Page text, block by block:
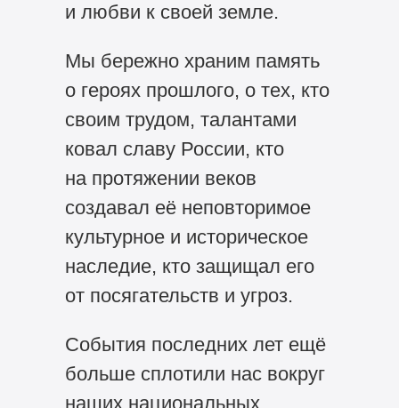
и любви к своей земле.
Мы бережно храним память
о героях прошлого, о тех, кто
своим трудом, талантами
ковал славу России, кто
на протяжении веков
создавал её неповторимое
культурное и историческое
наследие, кто защищал его
от посягательств и угроз.
События последних лет ещё
больше сплотили нас вокруг
наших национальных